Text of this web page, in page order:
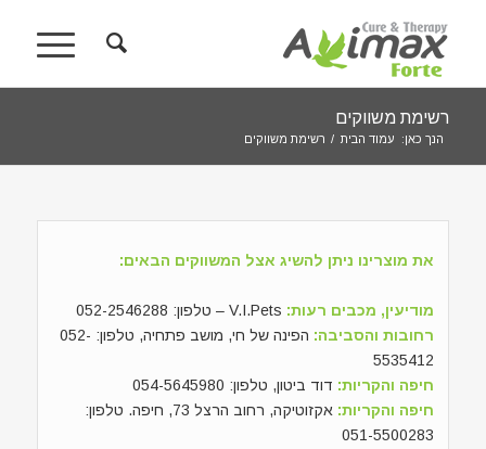
רשימת משווקים
הנך כאן: עמוד הבית / רשימת משווקים
את מוצרינו ניתן להשיג אצל המשווקים הבאים:
מודיעין, מכבים רעות:
רחובות והסביבה:
הפינה של חי, מושב פתחיה, טלפון: 052-
5535412
חיפה והקריות: דוד ביטון, טלפון: 054-5645980
חיפה והקריות:
אקזוטיקה, רחוב הרצל 73, חיפה. טלפון:
051-5500283